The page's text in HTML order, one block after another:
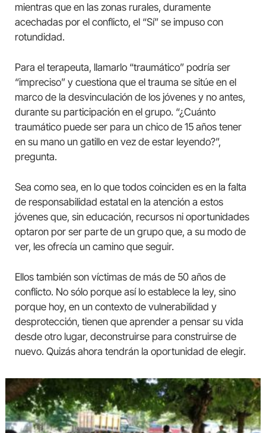
mientras que en las zonas rurales, duramente
acechadas por el conflicto, el “Sí” se impuso con
rotundidad.
Para el terapeuta, llamarlo “traumático” podría ser
“impreciso” y cuestiona que el trauma se sitúe en el
marco de la desvinculación de los jóvenes y no antes,
durante su participación en el grupo. “¿Cuánto
traumático puede ser para un chico de 15 años tener
en su mano un gatillo en vez de estar leyendo?”,
pregunta.
Sea como sea, en lo que todos coinciden es en la falta
de responsabilidad estatal en la atención a estos
jóvenes que, sin educación, recursos ni oportunidades
optaron por ser parte de un grupo que, a su modo de
ver, les ofrecía un camino que seguir.
Ellos también son víctimas de más de 50 años de
conflicto. No sólo porque así lo establece la ley, sino
porque hoy, en un contexto de vulnerabilidad y
desprotección, tienen que aprender a pensar su vida
desde otro lugar, deconstruirse para construirse de
nuevo. Quizás ahora tendrán la oportunidad de elegir.